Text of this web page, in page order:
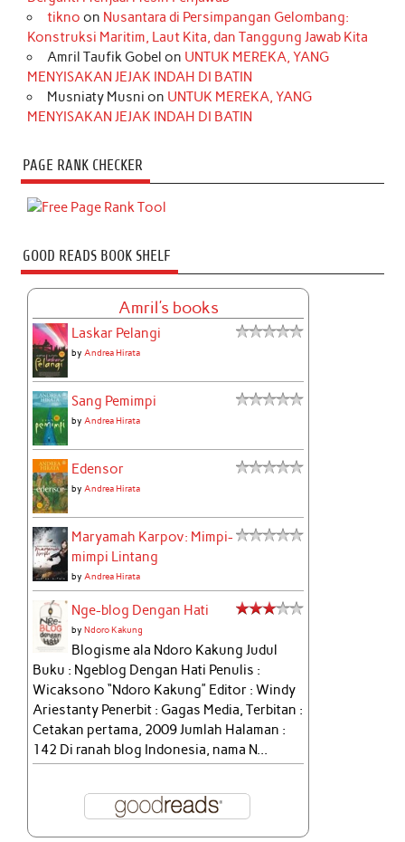
tikno on Nusantara di Persimpangan Gelombang:
Konstruksi Maritim, Laut Kita, dan Tanggung Jawab Kita
Amril Taufik Gobel on UNTUK MEREKA, YANG
MENYISAKAN JEJAK INDAH DI BATIN
Musniaty Musni on UNTUK MEREKA, YANG
MENYISAKAN JEJAK INDAH DI BATIN
PAGE RANK CHECKER
GOOD READS BOOK SHELF
Amril's books
Laskar Pelangi
byAndrea Hirata
Sang Pemimpi
byAndrea Hirata
Edensor
byAndrea Hirata
Maryamah Karpov: Mimpi-
mimpi Lintang
byAndrea Hirata
Nge-blog Dengan Hati
byNdoro Kakung
Blogisme ala Ndoro Kakung Judul
Buku : Ngeblog Dengan Hati Penulis :
Wicaksono “Ndoro Kakung” Editor : Windy
Ariestanty Penerbit : Gagas Media, Terbitan :
Cetakan pertama, 2009 Jumlah Halaman :
142 Di ranah blog Indonesia, nama N...